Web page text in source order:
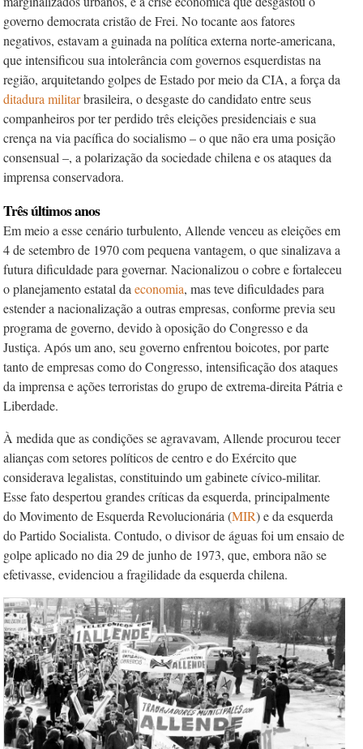
governo democrata cristão de Frei. No tocante aos fatores
negativos, estavam a guinada na política externa norte-americana,
que intensificou sua intolerância com governos esquerdistas na
região, arquitetando golpes de Estado por meio da CIA, a força da
ditadura militarbrasileira, o desgaste do candidato entre seus
companheiros por ter perdido três eleições presidenciais e sua
crença na via pacífica do socialismo – o que não era uma posição
consensual –, a polarização da sociedade chilena e os ataques da
imprensa conservadora.
Três últimos anos
Em meio a esse cenário turbulento, Allende venceu as eleições em
4 de setembro de 1970 com pequena vantagem, o que sinalizava a
futura dificuldade para governar. Nacionalizou o cobre e fortaleceu
o planejamento estatal da economia, mas teve dificuldades para
estender a nacionalização a outras empresas, conforme previa seu
programa de governo, devido à oposição do Congresso e da
Justiça. Após um ano, seu governo enfrentou boicotes, por parte
tanto de empresas como do Congresso, intensificação dos ataques
da imprensa e ações terroristas do grupo de extrema-direita Pátria e
Liberdade.
À medida que as condições se agravavam, Allende procurou tecer
alianças com setores políticos de centro e do Exército que
considerava legalistas, constituindo um gabinete cívico-militar.
Esse fato despertou grandes críticas da esquerda, principalmente
do Movimento de Esquerda Revolucionária (MIR) e da esquerda
do Partido Socialista. Contudo, o divisor de águas foi um ensaio de
golpe aplicado no dia 29 de junho de 1973, que, embora não se
efetivasse, evidenciou a fragilidade da esquerda chilena.